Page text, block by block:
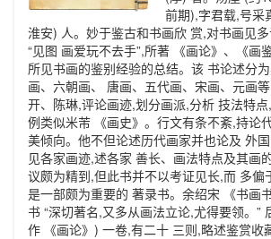
前期),字君载,号采
淮安) 人。妙于鉴古和书画欣 赏,对书画见
“见图 画爱玩不去手”,所著 《画论》、《画
所见书画的鉴别经验的总结。该 书论述分
画、六朝画、 唐画、五代画、宋画、元画
开、陈琳,评论画迹,划分画派,分析 技法特
例类似米芾 《画史》。行文有条不紊,持论
美倾向。他不但论述历代画家并也论及 外
见各家画迹,述各家 善长、画法特点及其画
议颇为精到,但此书并不以考证见长,而 多偏
是一部颇为重要的 著录书。余绍宋 《书画
书 “深切著名,又多从画法立论,尤得要领。”
作 《画论》) 一卷,有二十 三则,略述鉴赏收